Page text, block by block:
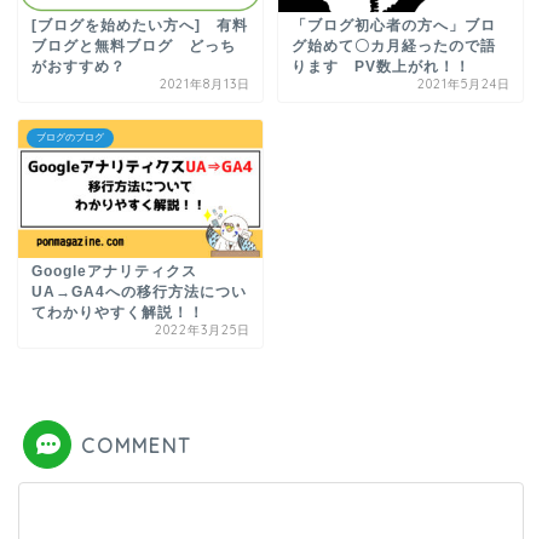
[ブログを始めたい方へ] 有料
ブログと無料ブログ どっち
がおすすめ？
2021年8月13日
「ブログ初心者の方へ」ブロ
グ始めて〇カ月経ったので語
ります PV数上がれ！！
2021年5月24日
ブログのブログ
Googleアナリティクス
UA→GA4への移行方法につい
てわかりやすく解説！！
2022年3月25日
COMMENT